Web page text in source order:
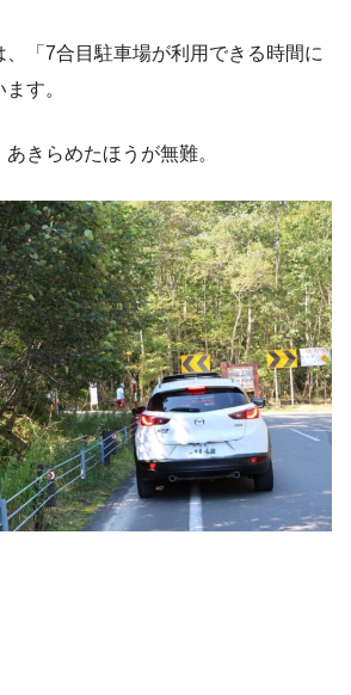
、「7合目駐車場が利用できる時間に
す。
きらめたほうが無難。